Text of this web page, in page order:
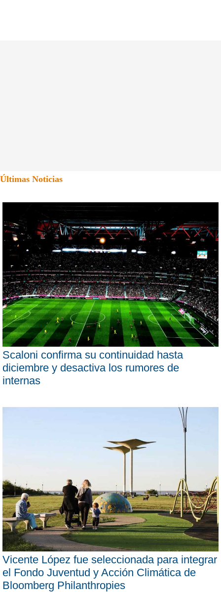
Últimas Noticias
Scaloni confirma su continuidad hasta
diciembre y desactiva los rumores de
internas
Vicente López fue seleccionada para integrar
el Fondo Juventud y Acción Climática de
Bloomberg Philanthropies